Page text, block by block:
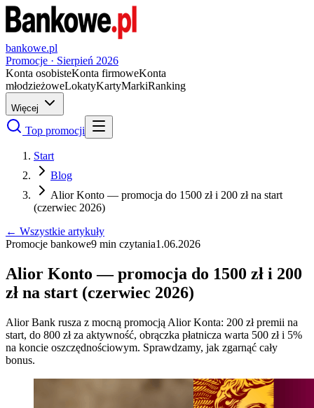
bankowe.pl
Promocje · Sierpień 2026
Konta osobisteKonta firmoweKonta
młodzieżoweLokatyKartyMarkiRanking
Więcej
Top promocji
Start
Blog
Alior Konto — promocja do 1500 zł i 200 zł na start
(czerwiec 2026)
← Wszystkie artykuły
Promocje bankowe9 min czytania1.06.2026
Alior Konto — promocja do 1500 zł i 200
zł na start (czerwiec 2026)
Alior Bank rusza z mocną promocją Alior Konta: 200 zł premii na
start, do 800 zł za aktywność, obrączka płatnicza warta 500 zł i 5%
na koncie oszczędnościowym. Sprawdzamy, jak zgarnąć cały
bonus.